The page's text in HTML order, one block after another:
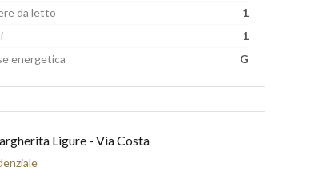
da letto
1
1
energetica
G
Ligure - Via Costa